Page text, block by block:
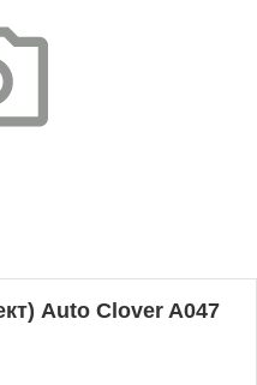
Auto Clover A047